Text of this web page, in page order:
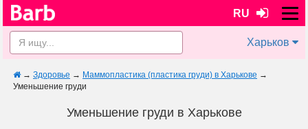
RU
Харьков
→ Здоровье → Маммопластика (пластика груди) в Харькове →
Уменьшение груди
Уменьшение груди в Харькове